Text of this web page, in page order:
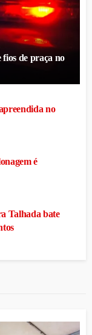
de praça no
no
é
Talhada bate